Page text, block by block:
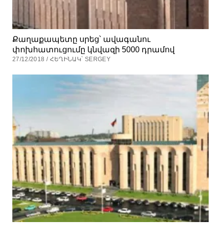
Քաղաքապետը սրեց՝ ավագանու
փոխհատուցումը կնվազի 5000 դրամով
27/12/2018 / ՀԵՂԻՆԱԿ՝ SERGEY